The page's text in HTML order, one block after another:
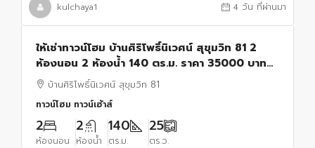
kulchaya1 4 วัน ที่ผ่านมา
ให้เช่าทาวน์โฮม บ้านศิริโพธิ์นิเวศน์ สุขุมวิท 81 2
ห้องนอน 2 ห้องน้ำ 140 ตร.ม. ราคา 35000 บาท
พร้อมอยู่
บ้านศิริโพธิ์นิเวศน์ สุขุมวิท 81
ทาวน์โฮม ทาวน์เฮ้าส์
2
ห้องนอน
2
ห้องน้ำ
140
ตร.ม.
25
ตร.ว.